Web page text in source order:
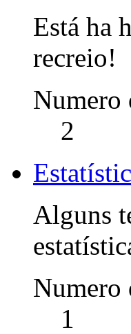
Está ha
recreio!
Numero
2
Alguns
Numero
1